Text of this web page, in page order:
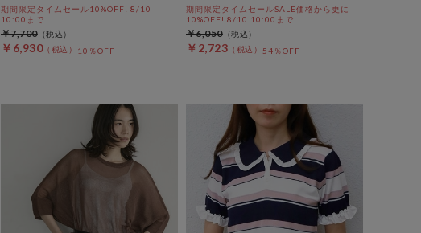
期間限定タイムセール10%OFF! 8/10
10:00まで
￥6,930 10％OFF
￥7,700
期間限定タイムセールSALE価格から更に
10%OFF! 8/10 10:00まで
￥2,723 54％OFF
￥6,050